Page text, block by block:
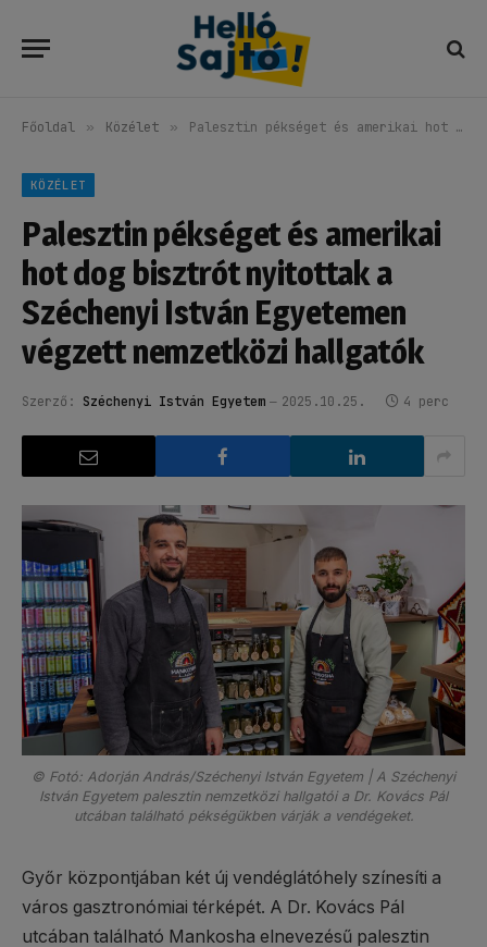
Főoldal » Közélet » Palesztin pékséget és amerikai hot dog bisztrót nyitottak a Széchenyi István Egyetemen végzett nemzetközi hallgatók
KÖZÉLET
Palesztin pékséget és amerikai
hot dog bisztrót nyitottak a
Széchenyi István Egyetemen
végzett nemzetközi hallgatók
Szerző: Széchenyi István Egyetem 2025.10.25. 4 perc
© Fotó: Adorján András/Széchenyi István Egyetem | A Széchenyi
István Egyetem palesztin nemzetközi hallgatói a Dr. Kovács Pál
utcában található pékségükben várják a vendégeket.
Győr központjában két új vendéglátóhely színesíti a
város gasztronómiai térképét. A Dr. Kovács Pál
utcában található Mankosha elnevezésű palesztin